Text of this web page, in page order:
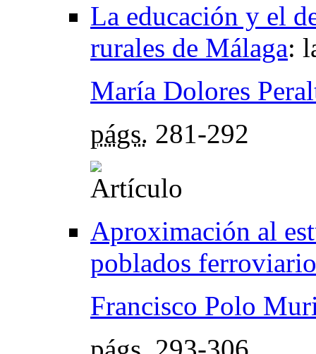
La educación y el
rurales de Málaga:
María Dolores
págs. 281-292
Aproximación al
poblados
Francisco Polo